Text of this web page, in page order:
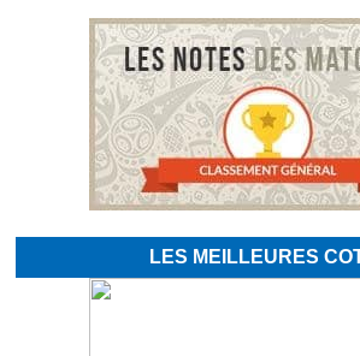
LES MEILLEURES